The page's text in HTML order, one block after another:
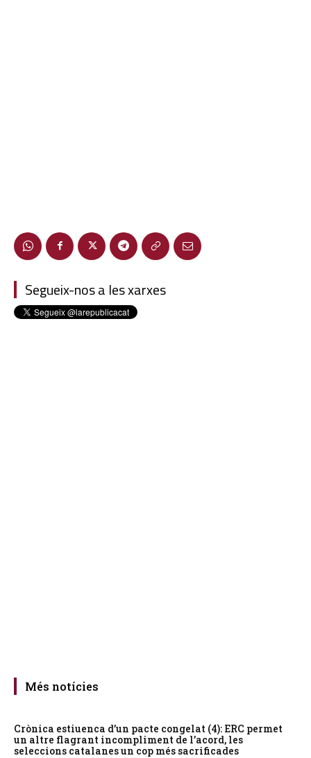
Segueix-nos a les xarxes
Més notícies
Crònica estiuenca d’un pacte congelat (4): ERC permet
un altre flagrant incompliment de l’acord, les
seleccions catalanes un cop més sacrificades